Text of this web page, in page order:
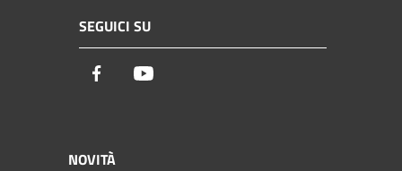
SEGUICI SU
Facebook
NOVITÀ